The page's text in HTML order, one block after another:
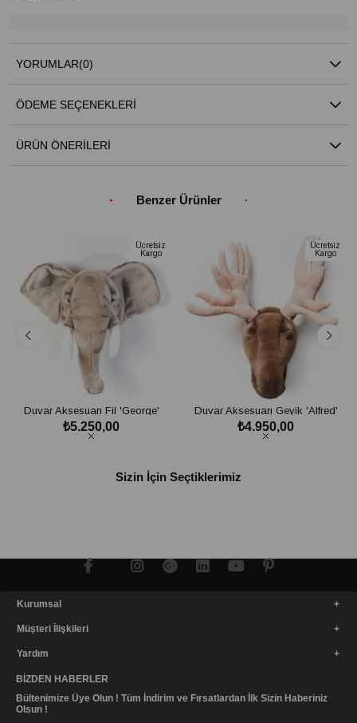
YORUMLAR(0)
ÖDEME SEÇENEKLERI
ÜRÜN ÖNERILERI
Benzer Ürünler
Ücretsiz
Kargo
Duvar Aksesuarı Fil 'George'
₺5.250,00
Ücretsiz
Kargo
Duvar Aksesuarı Geyik 'Alfred'
₺4.950,00
Sizin İçin Seçtiklerimiz
Kurumsal
Müşteri İlişkileri
Yardım
BIZDEN HABERLER
Bültenimize Üye Olun ! Tüm İndirim ve Fırsatlardan İlk Sizin Haberiniz
Olsun !